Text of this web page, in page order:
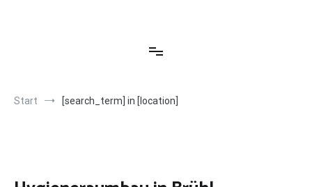
Start [search_term] in [location]